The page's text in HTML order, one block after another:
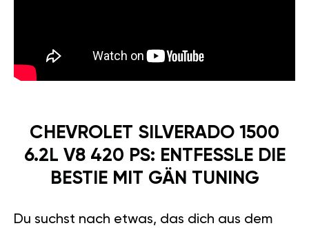
CHEVROLET SILVERADO 1500
6.2L V8 420 PS: ENTFESSLE DIE
BESTIE MIT GÄN TUNING
Du suchst nach etwas, das dich aus dem